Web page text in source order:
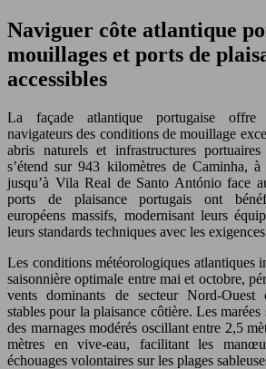
Naviguer côte atlantique
mouillages et ports de
accessibles
La façade atlantique portugaise offre
navigateurs des conditions de mouillage
abris naturels et infrastructures
s’étend sur 943 kilomètres de Caminha,
jusqu’à Vila Real de Santo António face
ports de plaisance portugais ont
européens massifs, modernisant leurs
leurs standards techniques avec les
Les conditions météorologiques atlantiques
saisonnière optimale entre mai et octobre,
vents dominants de secteur Nord-Ouest
stables pour la plaisance côtière. Les
des marnages modérés oscillant entre 2,5
mètres en vive-eau, facilitant les
échouages volontaires sur les plages